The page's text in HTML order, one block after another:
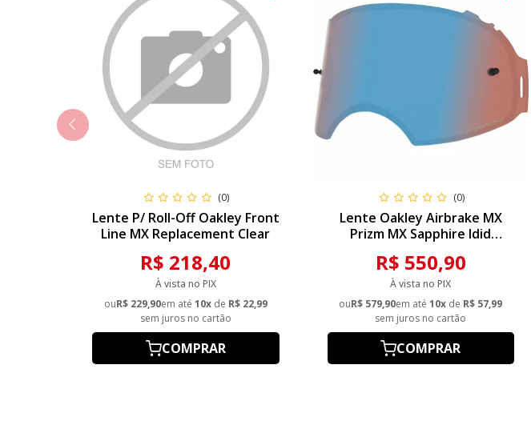
(0)
Lente P/ Roll-Off Oakley Front
Line MX Replacement Clear
R$ 218,40
À vista no PIX
ouR$ 229,90em até 10xde R$ 22,99
sem juros no cartão
COMPRAR
(0)
Lente Oakley Airbrake MX
Prizm MX Sapphire Idid
R$ 550,90
À vista no PIX
ouR$ 579,90em até10x de R$ 57,99
sem juros no cartão
COMPRAR